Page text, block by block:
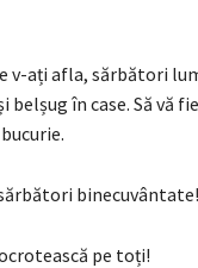
v-ați afla, sărbători
belșug în case. Să vă
binecuvântate!
pe toți!